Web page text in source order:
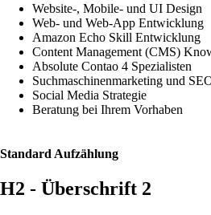
Website-, Mobile- und UI Design
Web- und Web-App Entwicklung
Amazon Echo Skill Entwicklung
Content Management (CMS)
Absolute Contao 4 Spezialisten
Suchmaschinenmarketing und
Social Media Strategie
Beratung bei Ihrem Vorhaben
Standard Aufzählung
H2 - Überschrift 2